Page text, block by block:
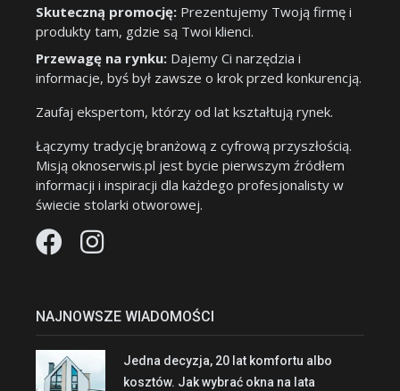
Skuteczną promocję: Prezentujemy Twoją firmę i
produkty tam, gdzie są Twoi klienci.
Przewagę na rynku: Dajemy Ci narzędzia i
informacje, byś był zawsze o krok przed konkurencją.
Zaufaj ekspertom, którzy od lat kształtują rynek.
Łączymy tradycję branżową z cyfrową przyszłością.
Misją oknoserwis.pl jest bycie pierwszym źródłem
informacji i inspiracji dla każdego profesjonalisty w
świecie stolarki otworowej.
NAJNOWSZE WIADOMOŚCI
Jedna decyzja, 20 lat komfortu albo
kosztów. Jak wybrać okna na lata